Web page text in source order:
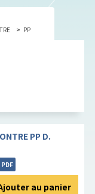
PP
PP D.
PDF
au panier